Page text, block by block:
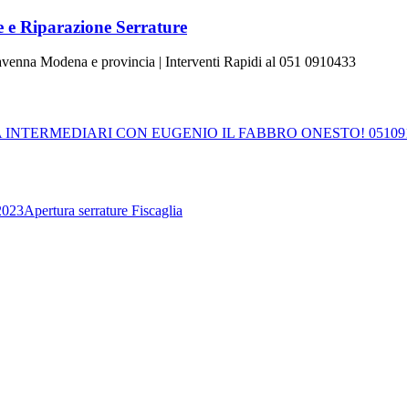
Riparazione Serrature
Modena e provincia | Interventi Rapidi al 051 0910433
CON EUGENIO IL FABBRO ONESTO!
Apertura serrature Fiscaglia